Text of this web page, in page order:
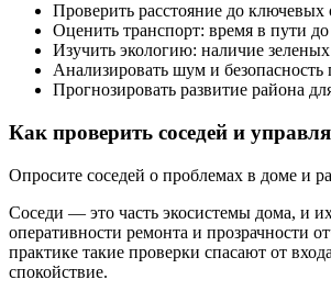
Проверить расстояние до
Оценить транспорт: время в пути до
Изучить экологию: наличие зеленых
Анализировать шум и безопасность
Прогнозировать развитие района
Как проверить соседей и
Опросите соседей о проблемах в доме и
Соседи — это часть экосистемы дома, и
оперативности ремонта и прозрачности
практике такие проверки спасают от
спокойствие.